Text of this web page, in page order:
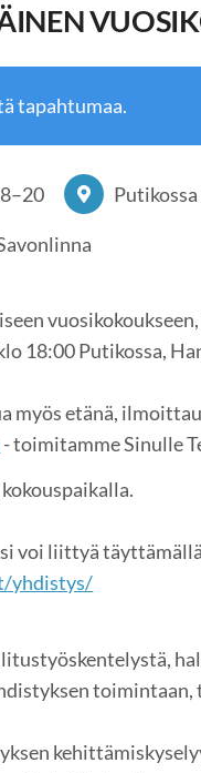
tapahtumaa.
–20
18:00 Putikossa,
myös etänä,
- toimitamme Sinulle
voi liittyä
yhdistys/